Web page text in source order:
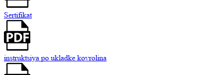
Sertifikat
instruktsiya po ukladke kovrolina